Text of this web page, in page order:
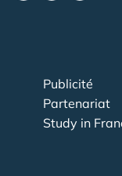
Publicité
Partenariat
Study in